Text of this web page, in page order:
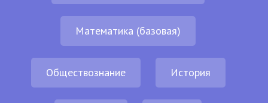
Математика (базовая)
Обществознание История